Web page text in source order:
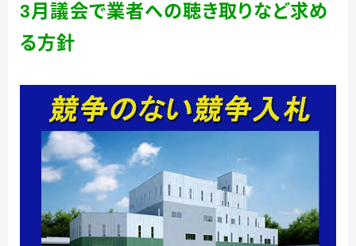
3月議会で業者への聴き取りなど求め
る方針